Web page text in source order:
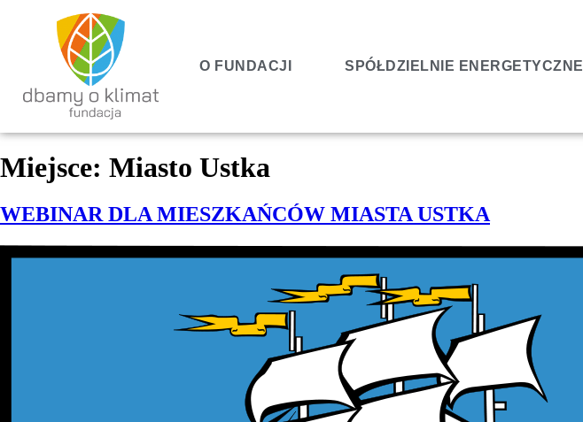
O FUNDACJI SPÓŁDZIELNIE ENERGETYCZNE
Miejsce: Miasto Ustka
WEBINAR DLA MIESZKAŃCÓW MIASTA USTKA